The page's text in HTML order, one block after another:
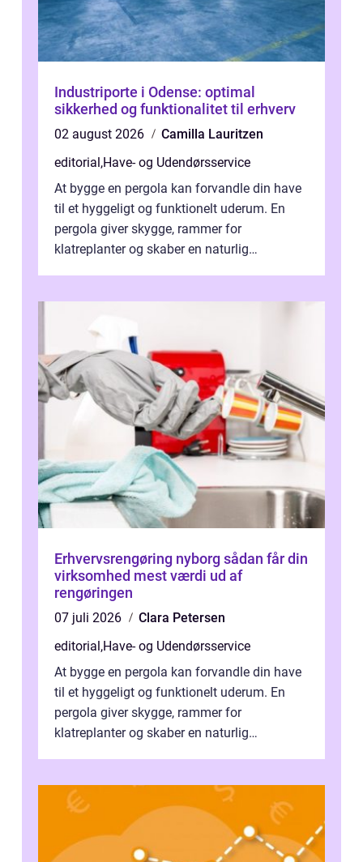
Industriporte i Odense: optimal
sikkerhed og funktionalitet til erhverv
02 august 2026
Camilla Lauritzen
editorial,Have- og Udendørsservice
At bygge en pergola kan forvandle din have
til et hyggeligt og funktionelt uderum. En
pergola giver skygge, rammer for
klatreplanter og skaber en naturlig
Erhvervsrengøring nyborg sådan får din
virksomhed mest værdi ud af
rengøringen
07 juli 2026
Clara Petersen
editorial,Have- og Udendørsservice
At bygge en pergola kan forvandle din have
til et hyggeligt og funktionelt uderum. En
pergola giver skygge, rammer for
klatreplanter og skaber en naturlig